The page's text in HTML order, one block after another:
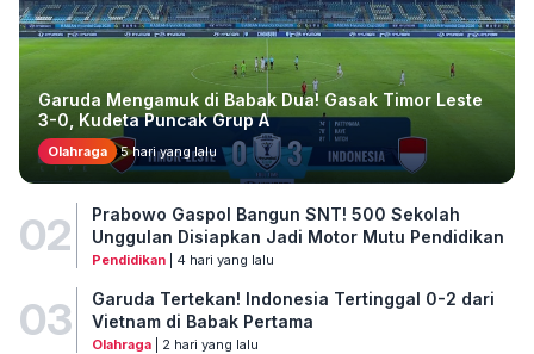
Garuda Mengamuk di Babak Dua! Gasak Timor Leste
3-0, Kudeta Puncak Grup A
Olahraga 5 hari yang lalu
02
Prabowo Gaspol Bangun SNT! 500 Sekolah
Unggulan Disiapkan Jadi Motor Mutu Pendidikan
Pendidikan| 4 hari yang lalu
03
Garuda Tertekan! Indonesia Tertinggal 0-2 dari
Vietnam di Babak Pertama
Olahraga| 2 hari yang lalu